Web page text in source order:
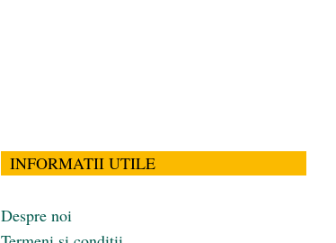
INFORMATII UTILE
Despre noi